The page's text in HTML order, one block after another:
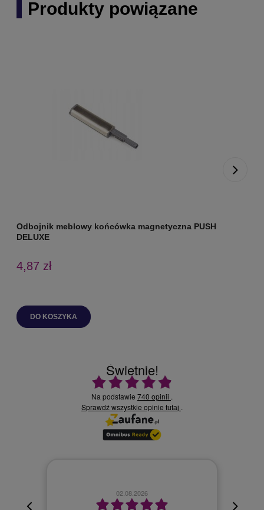
Produkty powiązane
Odbojnik meblowy końcówka magnetyczna PUSH
DELUXE
4,87 zł
DO KOSZYKA
Świetnie!
Ocena średnia 4.9 na 5
Na podstawie 740 opinii .
Sprawdź wszystkie opinie tutaj .
02.08.2026